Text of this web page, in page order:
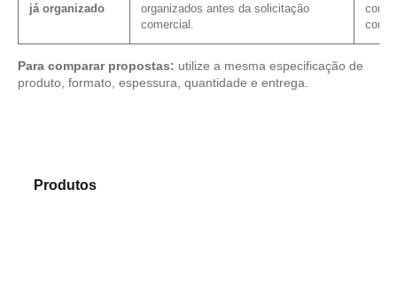
já organizado
organizados antes da solicitação
comercial.
com
Para comparar propostas: utilize a mesma especificação de
produto, formato, espessura, quantidade e entrega.
Produtos